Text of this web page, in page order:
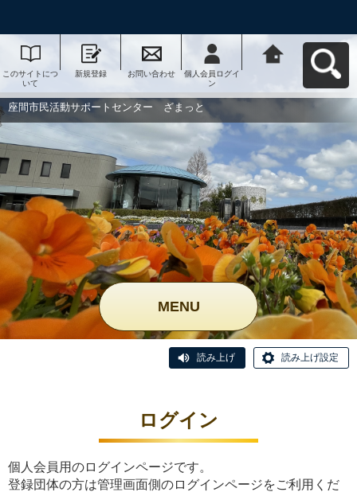
このサイトにつ
いて
新規登録 お問い合わせ
個人会員ログイ
ン
ー ざまっとへ
座間市民活動サポートセンター ざまっと
MENU
読み上げ 読み上げ設定
ログイン
個人会員用のログインページです。
登録団体の方は管理画面側のログインページをご利用くだ